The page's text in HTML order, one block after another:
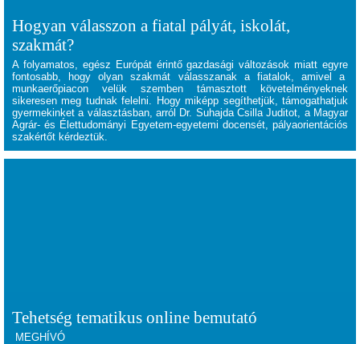
Hogyan válasszon a fiatal pályát, iskolát,
szakmát?
A folyamatos, egész Európát érintő gazdasági változások miatt egyre
fontosabb, hogy olyan szakmát válasszanak a fiatalok, amivel a
munkaerőpiacon velük szemben támasztott követelményeknek
sikeresen meg tudnak felelni. Hogy miképp segíthetjük, támogathatjuk
gyermekinket a választásban, arról Dr. Suhajda Csilla Juditot, a Magyar
Agrár- és Élettudományi Egyetem-egyetemi docensét, pályaorientációs
szakértőt kérdeztük.
Tehetség tematikus online bemutató
M EGHÍVÓ